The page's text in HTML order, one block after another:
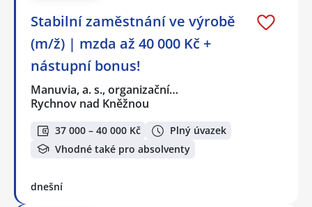
Stabilní zaměstnání ve výrobě
(m/ž) | mzda až 40 000 Kč +
nástupní bonus!
Manuvia, a. s., organizační…
Rychnov nad Kněžnou
37 000 – 40 000 Kč
Plný úvazek
Vhodné také pro absolventy
dnešní